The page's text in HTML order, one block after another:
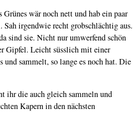
wär noch nett und hab ein paar
irgendwie recht grobschlächtig aus.
sind sie. Nicht nur umwerfend schön
Gipfel. Leicht süsslich mit einer
sammelt, so lange es noch hat. Die
ihr die auch gleich sammeln und
Kapern in den nächsten